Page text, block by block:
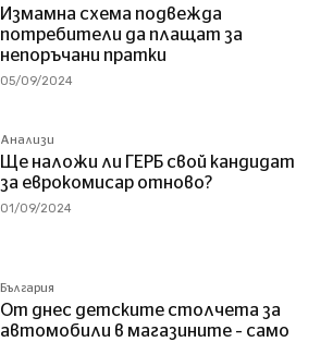
Измамна схема подвежда
потребители да плащат за
непоръчани пратки
05/09/2024
Анализи
Ще наложи ли ГЕРБ свой кандидат
за еврокомисар отново?
01/09/2024
България
От днес детските столчета за
автомобили в магазините – само